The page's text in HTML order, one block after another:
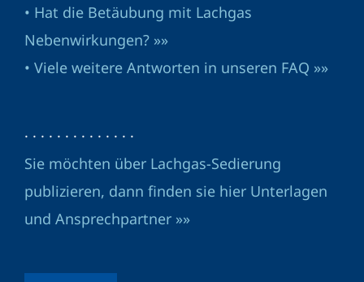
• Hat die Betäubung mit Lachgas
Nebenwirkungen? »»
• Viele weitere Antworten in unseren FAQ »»
· · · · · · · · · · · · · ·
Sie möchten über Lachgas-Sedierung
publizieren, dann finden sie hier Unterlagen
und Ansprechpartner »»